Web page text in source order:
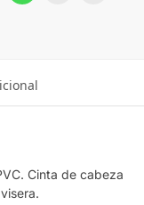
Cinta de cabeza